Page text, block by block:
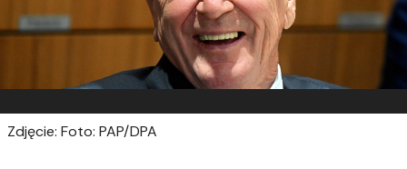
Zdjęcie: Foto: PAP/DPA